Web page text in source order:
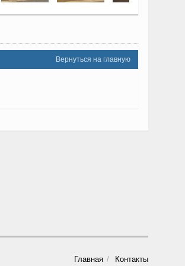
Вернуться на главную
Главная Контакты